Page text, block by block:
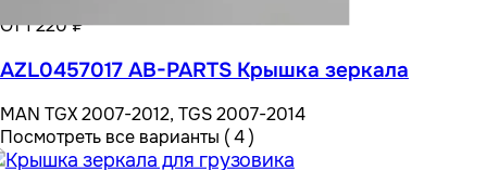
От 1 220 ₽
AZL0457017 AB-PARTS Крышка зеркала
MAN TGX 2007-2012, TGS 2007-2014
Посмотреть все варианты ( 4 )